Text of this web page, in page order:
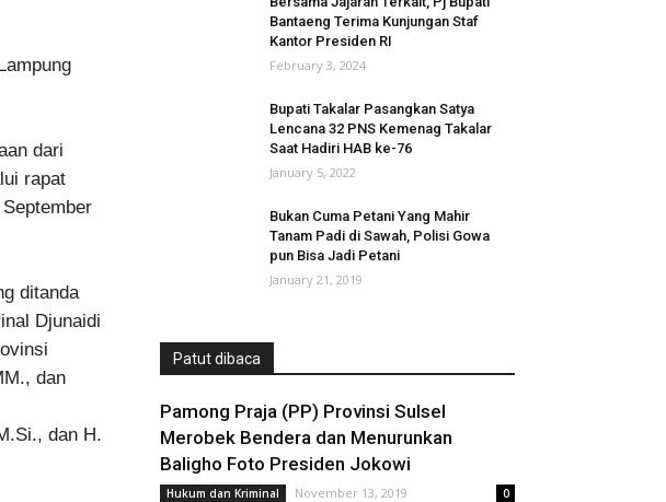
dari
rapat
ditanda
Djunaidi
dan
dan H.
Bantaeng Terima Kunjungan Staf
Kantor Presiden RI
February 3, 2024
Bupati Takalar Pasangkan Satya
Lencana 32 PNS Kemenag Takalar
Saat Hadiri HAB ke-76
January 5, 2022
Bukan Cuma Petani Yang Mahir
Tanam Padi di Sawah, Polisi Gowa
pun Bisa Jadi Petani
January 21, 2019
Patut dibaca
Pamong Praja (PP) Provinsi Sulsel
Merobek Bendera dan Menurunkan
Baligho Foto Presiden Jokowi
Hukum dan Kriminal November 13, 2019 0